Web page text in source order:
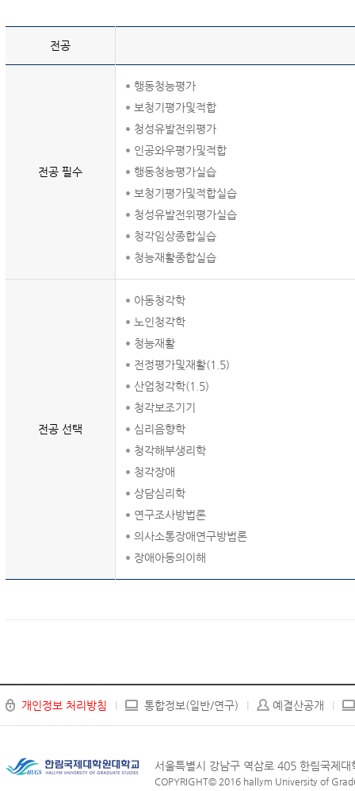
전공
전공 필수
행동청능평가
보청기평가및적합
청성유발전위평가
인공와우평가및적합
행동청능평가실습
보청기평가및적합실습
청성유발전위평가실습
청각임상종합실습
청능재활종합실습
전공 선택
아동청각학
노인청각학
청능재활
전정평가및재활(1.5)
산업청각학(1.5)
청각보조기기
심리음향학
청각해부생리학
청각장애
상담심리학
연구조사방법론
의사소통장애연구방법론
장애아동의이해
개인정보 처리방침 통합정보(일반/연구) 예결산공개
서울특별시 강남구 역삼로 405 한림국제
COPYRIGHT© 2016 hallym University of